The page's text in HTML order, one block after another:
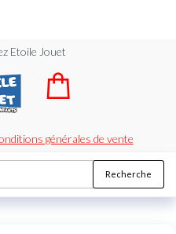
Etoile Jouet
générales de vente
Recherche